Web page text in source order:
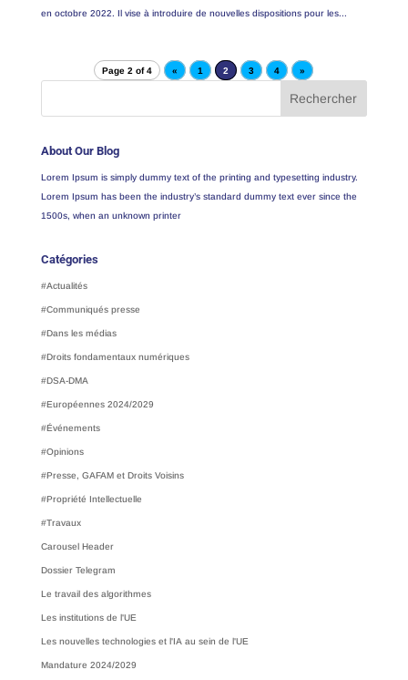
en octobre 2022. Il vise à introduire de nouvelles dispositions pour les...
Page 2 of 4 « 1 2 3 4 »
About Our Blog
Lorem Ipsum is simply dummy text of the printing and typesetting industry.
Lorem Ipsum has been the industry’s standard dummy text ever since the
1500s, when an unknown printer
Catégories
#Actualités
#Communiqués presse
#Dans les médias
#Droits fondamentaux numériques
#DSA-DMA
#Européennes 2024/2029
#Événements
#Opinions
#Presse, GAFAM et Droits Voisins
#Propriété Intellectuelle
#Travaux
Carousel Header
Dossier Telegram
Le travail des algorithmes
Les institutions de l'UE
Les nouvelles technologies et l'IA au sein de l'UE
Mandature 2024/2029